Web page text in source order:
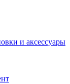
и аксессуары